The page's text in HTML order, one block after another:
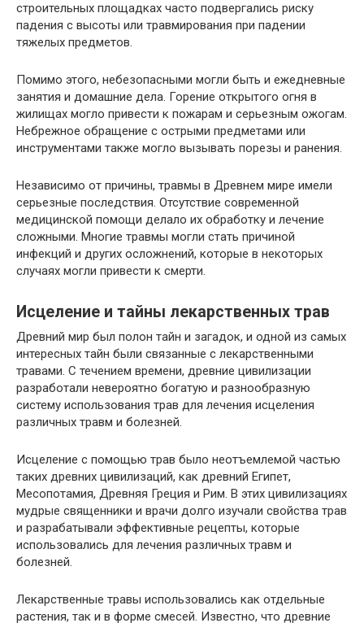
строительных площадках часто подвергались риску
падения с высоты или травмирования при падении
тяжелых предметов.
Помимо этого, небезопасными могли быть и ежедневные
занятия и домашние дела. Горение открытого огня в
жилищах могло привести к пожарам и серьезным ожогам.
Небрежное обращение с острыми предметами или
инструментами также могло вызывать порезы и ранения.
Независимо от причины, травмы в Древнем мире имели
серьезные последствия. Отсутствие современной
медицинской помощи делало их обработку и лечение
сложными. Многие травмы могли стать причиной
инфекций и других осложнений, которые в некоторых
случаях могли привести к смерти.
Исцеление и тайны лекарственных трав
Древний мир был полон тайн и загадок, и одной из самых
интересных тайн были связанные с лекарственными
травами. С течением времени, древние цивилизации
разработали невероятно богатую и разнообразную
систему использования трав для лечения исцеления
различных травм и болезней.
Исцеление с помощью трав было неотъемлемой частью
таких древних цивилизаций, как древний Египет,
Месопотамия, Древняя Греция и Рим. В этих цивилизациях
мудрые священники и врачи долго изучали свойства трав
и разрабатывали эффективные рецепты, которые
использовались для лечения различных травм и
болезней.
Лекарственные травы использовались как отдельные
растения, так и в форме смесей. Известно, что древние